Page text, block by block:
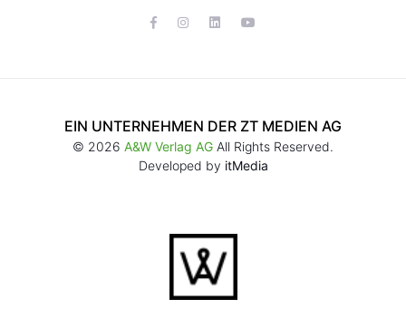
EIN UNTERNEHMEN DER ZT MEDIEN AG
© 2026 A&W Verlag AG All Rights Reserved.
Developed by itMedia